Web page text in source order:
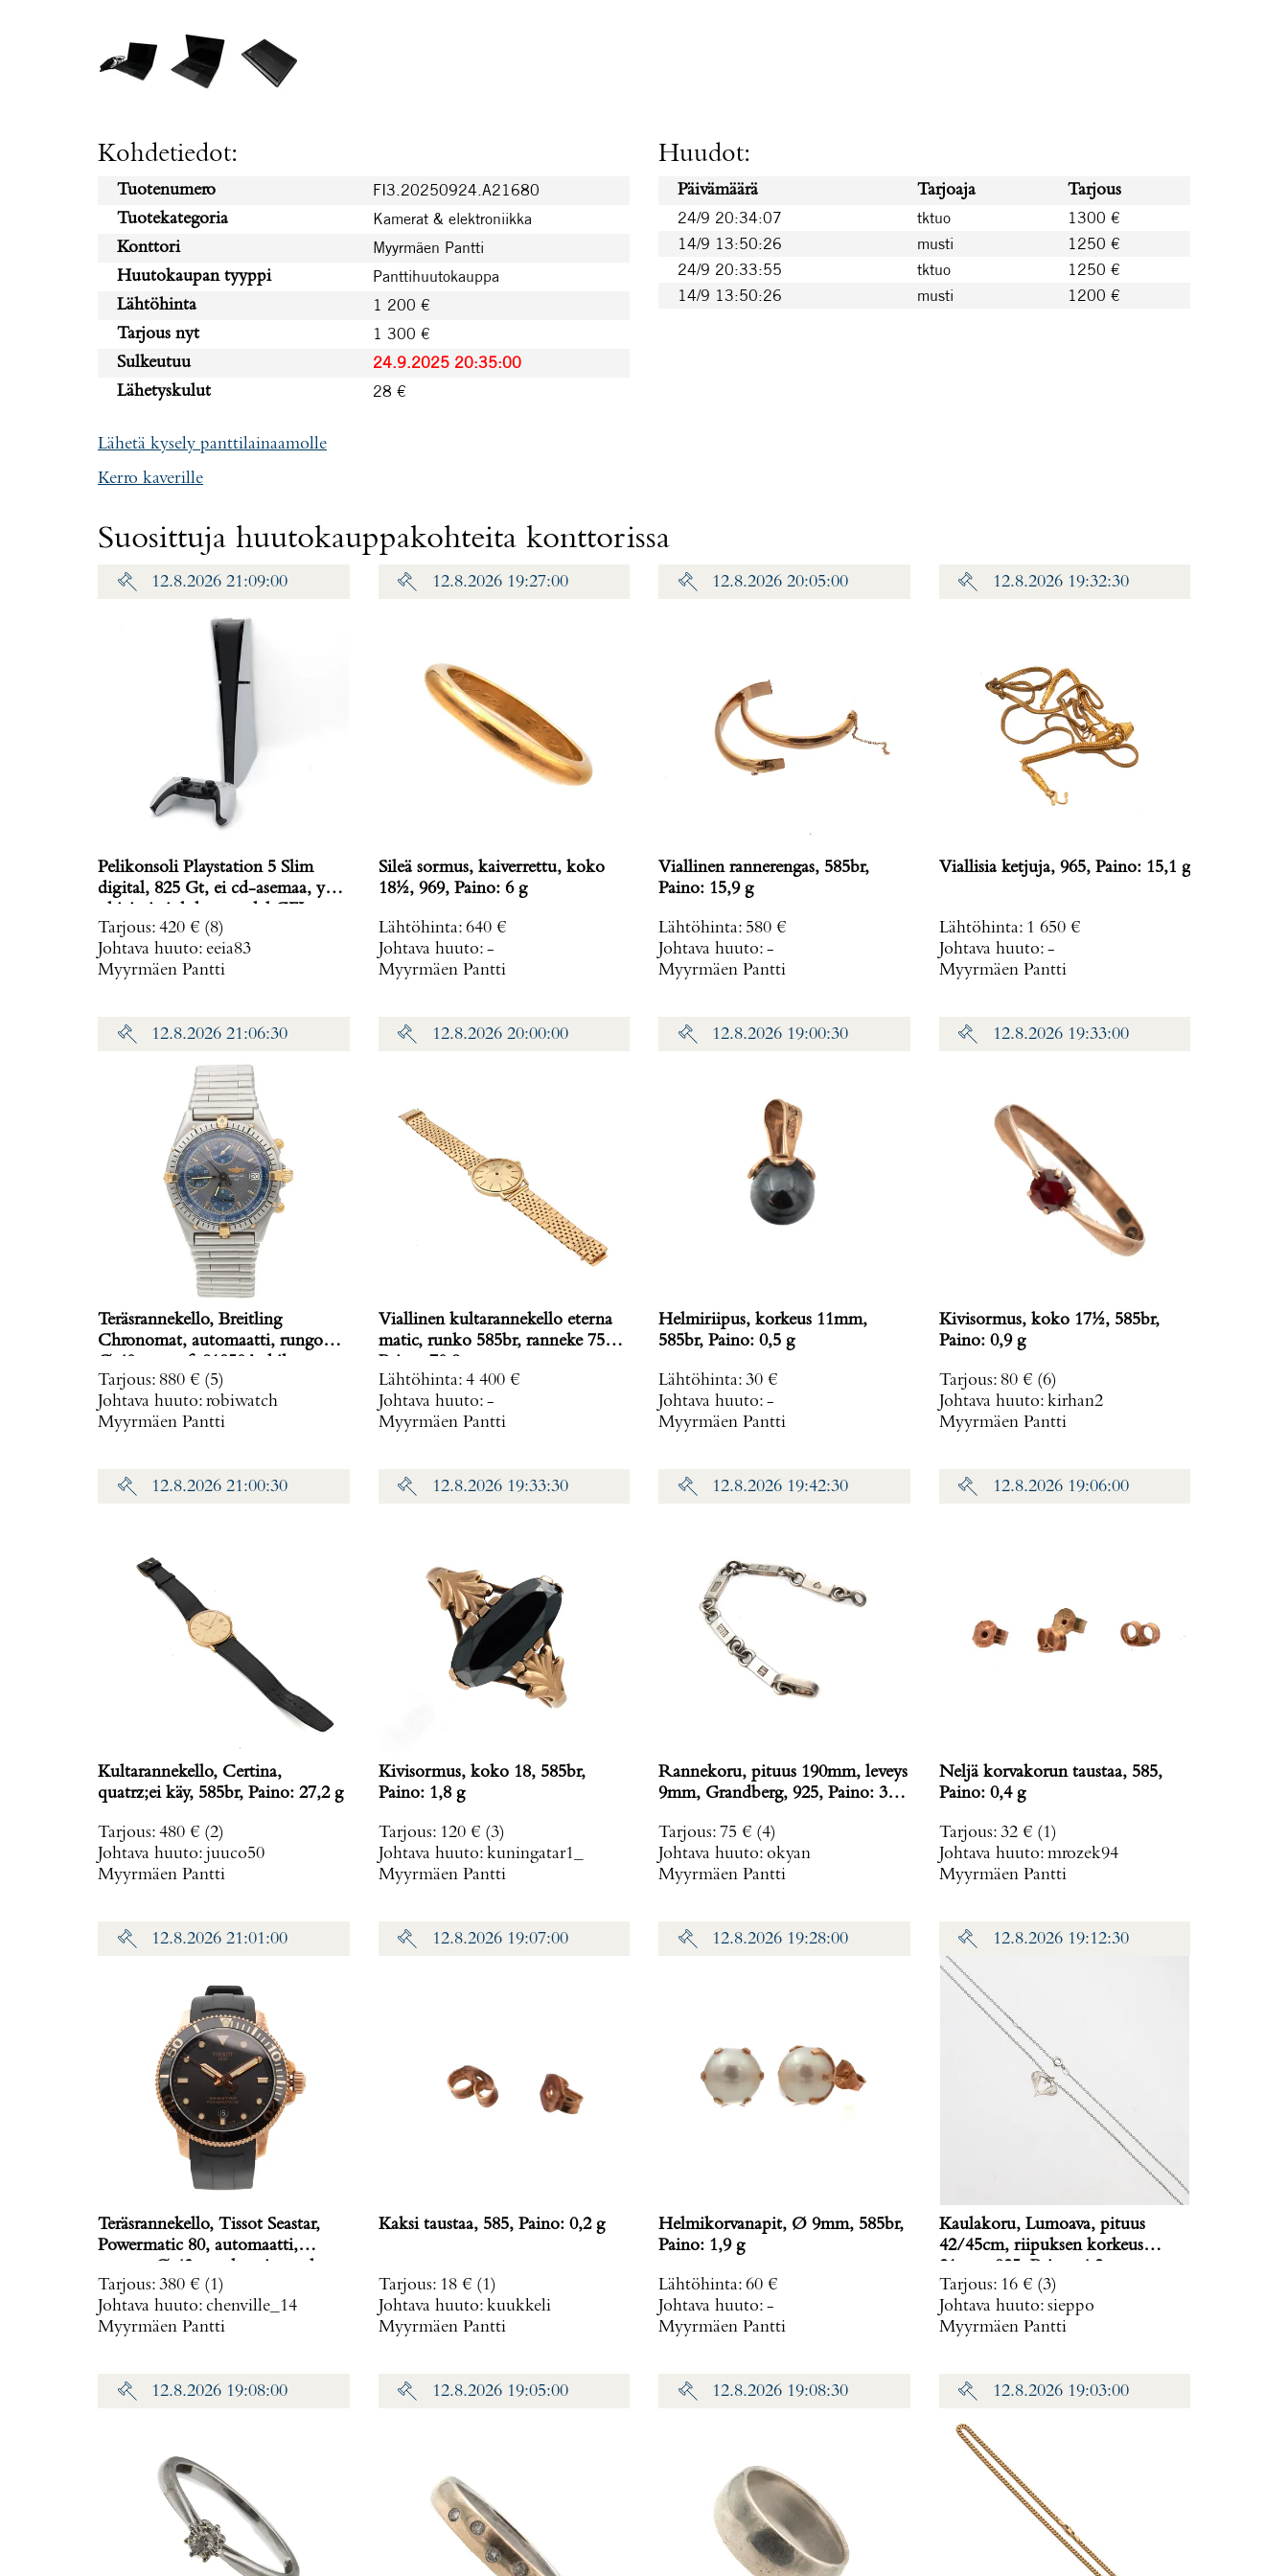
Kohdetiedot:
Tuotenumero FI3.20250924.A21680
Tuotekategoria Kamerat & elektroniikka
Konttori Myyrmäen Pantti
Huutokaupan tyyppi Panttihuutokauppa
Lähtöhinta 1 200 €
Tarjous nyt 1 300 €
Sulkeutuu 24.9.2025 20:35:00
Lähetyskulut 28 €
Lähetä kysely panttilainaamolle
Kerro kaverille
Huudot:
Päivämäärä Tarjoaja Tarjous
24/9 20:34:07 tktuo
1300 €
14/9 13:50:26
musti
1250 €
24/9 20:33:55
tktuo
1250 €
14/9 13:50:26
musti 1200 €
Suosittuja huutokauppakohteita konttorissa
12.8.2026 21:09:00
Pelikonsoli Playstation 5 Slim
digital, 825 Gt, ei cd-asemaa, yksi
2016,
Tarjous: 420 € (8)
Johtava huuto: eeia83
Myyrmäen Pantti
12.8.2026 19:27:00
Sileä sormus, kaiverrettu, koko
18½, 969, Paino: 6 g
Lähtöhinta: 640 €
Johtava huuto: -
Myyrmäen Pantti
12.8.2026 20:05:00
Viallinen rannerengas, 585br,
Paino: 15,9 g
Lähtöhinta: 580 €
Johtava huuto: -
Myyrmäen Pantti
12.8.2026 19:32:30
Viallisia ketjuja, 965, Paino: 15,1 g
Lähtöhinta: 1 650 €
Johtava huuto: -
Myyrmäen Pantti
12.8.2026 21:06:30
Teräsrannekello, Breitling
Chronomat, automaatti, rungon
pituus 160mm, nupista pala
irronnut, hihnan kiinnitys löysä,
laatikko, Paino: 0 g
Tarjous: 880 € (5)
Johtava huuto: robiwatch
Myyrmäen Pantti
12.8.2026 20:00:00
Viallinen kultarannekello eterna
matic, runko 585br, ranneke 750,
Lähtöhinta: 4 400 €
Johtava huuto: -
Myyrmäen Pantti
12.8.2026 19:00:30
Helmiriipus, korkeus 11mm,
585br, Paino: 0,5 g
Lähtöhinta: 30 €
Johtava huuto: -
Myyrmäen Pantti
12.8.2026 19:33:00
Kivisormus, koko 17½, 585br,
Paino: 0,9 g
Tarjous: 80 € (6)
Johtava huuto: kirhan2
Myyrmäen Pantti
12.8.2026 21:00:30
Kultarannekello, Certina,
quatrz;ei käy, 585br, Paino: 27,2 g
Tarjous: 480 € (2)
Johtava huuto: juuco50
Myyrmäen Pantti
12.8.2026 19:33:30
Kivisormus, koko 18, 585br,
Paino: 1,8 g
Tarjous: 120 € (3)
Johtava huuto: kuningatar1_
Myyrmäen Pantti
12.8.2026 19:42:30
Rannekoru, pituus 190mm, leveys
9mm, Grandberg, 925, Paino: 38,2
Tarjous: 75 € (4)
Johtava huuto: okyan
Myyrmäen Pantti
12.8.2026 19:06:00
Neljä korvakorun taustaa, 585,
Paino: 0,4 g
Tarjous: 32 € (1)
Johtava huuto: mrozek94
Myyrmäen Pantti
12.8.2026 21:01:00
Teräsrannekello, Tissot Seastar,
Powermatic 80, automaatti,
ref. T120407A,
Tarjous: 380 € (1)
Johtava huuto: chenville_14
Myyrmäen Pantti
12.8.2026 19:07:00
Kaksi taustaa, 585, Paino: 0,2 g
Tarjous: 18 € (1)
Johtava huuto: kuukkeli
Myyrmäen Pantti
12.8.2026 19:28:00
Helmikorvanapit, Ø 9mm, 585br,
Paino: 1,9 g
Lähtöhinta: 60 €
Johtava huuto: -
Myyrmäen Pantti
12.8.2026 19:12:30
Kaulakoru, Lumoava, pituus
42/45cm, riipuksen korkeus
Tarjous: 16 € (3)
Johtava huuto: sieppo
Myyrmäen Pantti
12.8.2026 19:08:00 12.8.2026 19:05:00 12.8.2026 19:08:30 12.8.2026 19:03:00